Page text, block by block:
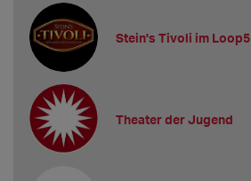
Stein's Tivoli im Loop5
Theater der Jugend